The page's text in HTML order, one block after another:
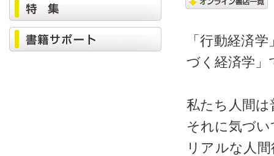
「行動経済
づく経済学」
私たち人間
それに気づ
リアルな人